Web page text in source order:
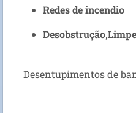
Redes de incendio
Desentupimentos de